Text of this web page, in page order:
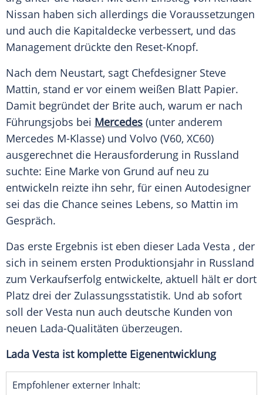
Nissan haben sich allerdings die Voraussetzungen
und auch die Kapitaldecke verbessert, und das
Management drückte den Reset-Knopf.
Nach dem Neustart, sagt Chefdesigner Steve
Mattin, stand er vor einem weißen Blatt Papier.
Damit begründet der Brite auch, warum er nach
Führungsjobs bei Mercedes (unter anderem
Mercedes M-Klasse) und Volvo (V60, XC60)
ausgerechnet die Herausforderung in Russland
suchte: Eine Marke von Grund auf neu zu
entwickeln reizte ihn sehr, für einen Autodesigner
sei das die Chance seines Lebens, so Mattin im
Gespräch.
Das erste Ergebnis ist eben dieser Lada Vesta , der
sich in seinem ersten Produktionsjahr in Russland
zum Verkaufserfolg entwickelte, aktuell hält er dort
Platz drei der Zulassungsstatistik. Und ab sofort
soll der Vesta nun auch deutsche Kunden von
neuen Lada-Qualitäten überzeugen.
Lada Vesta ist komplette Eigenentwicklung
Empfohlener externer Inhalt: